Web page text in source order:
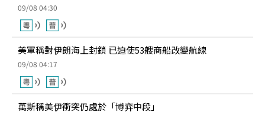
09/08 04:30
美軍稱對伊朗海上封鎖 已迫使53艘商船改變航線
09/08 04:17
萬斯稱美伊衝突仍處於「博弈中段」